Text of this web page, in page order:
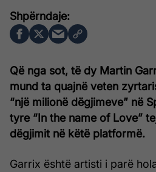
Që nga sot, të dy Martin
mund ta quajnë veten
“një milionë dëgjimeve” në
tyre “In the name of Love”
dëgjimit në këtë platformë.
Garrix është artisti i parë